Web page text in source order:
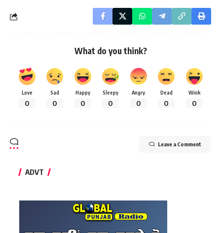
What do you think?
Love
0
Sad
0
Happy
0
Sleepy
0
Angry
0
Dead
0
Wink
0
Leave a Comment
ADVT